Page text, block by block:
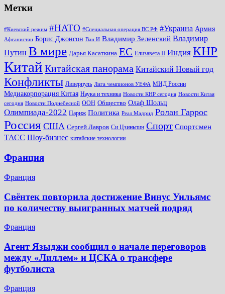
Метки
#Киевский режим #НАТО #Специальная операция ВС РФ #Украина Армия
Афганистан Борис Джонсон Ван И Владимир Зеленский Владимир
Путин В мире Дарья Касаткина ЕС Елизавета II Индия КНР
Китай Китайская панорама Китайский Новый год
Конфликты Ливерпуль Лига чемпионов УЕФА МИД России
Медиакорпорация Китая Наука и техника Новости КНР сегодня Новости Китая
сегодня Новости Поднебесной ООН Общество Олаф Шольц
Олимпиада-2022 Париж Политика Реал Мадрид Ролан Гаррос
Россия США Сергей Лавров Си Цзиньпин Спорт Спортсмен
ТАСС Шоу-бизнес китайские технологии
Франция
Франция
Свёнтек повторила достижение Винус Уильямс
по количеству выигранных матчей подряд
Франция
Агент Языджи сообщил о начале переговоров
между «Лиллем» и ЦСКА о трансфере
футболиста
Франция